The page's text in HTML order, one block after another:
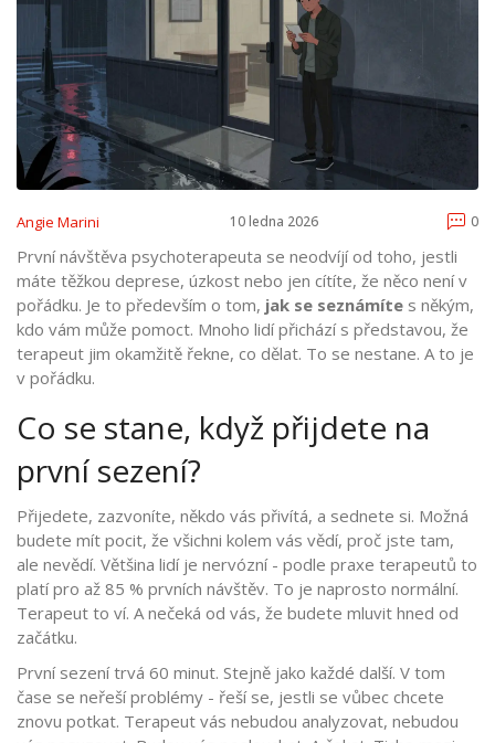
Angie Marini 10 ledna 2026 0
První návštěva psychoterapeuta se neodvíjí od toho, jestli
máte těžkou deprese, úzkost nebo jen cítíte, že něco není v
pořádku. Je to především o tom, jak se seznámíte s někým,
kdo vám může pomoct. Mnoho lidí přichází s představou, že
terapeut jim okamžitě řekne, co dělat. To se nestane. A to je
v pořádku.
Co se stane, když přijdete na
první sezení?
Přijedete, zazvoníte, někdo vás přivítá, a sednete si. Možná
budete mít pocit, že všichni kolem vás vědí, proč jste tam,
ale nevědí. Většina lidí je nervózní - podle praxe terapeutů to
platí pro až 85 % prvních návštěv. To je naprosto normální.
Terapeut to ví. A nečeká od vás, že budete mluvit hned od
začátku.
První sezení trvá 60 minut. Stejně jako každé další. V tom
čase se neřeší problémy - řeší se, jestli se vůbec chcete
znovu potkat. Terapeut vás nebudou analyzovat, nebudou